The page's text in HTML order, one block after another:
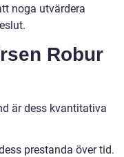
noga utvärdera
Robur
är dess kvantitativa
prestanda över tid.